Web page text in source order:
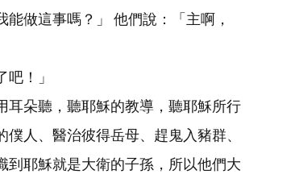
做這事嗎？」 他們說：「主啊，
！」
耳朵聽，聽耶穌的教導，聽耶穌所行
人、醫治彼得岳母、趕鬼入豬群、
耶穌就是大衛的子孫，所以他們大